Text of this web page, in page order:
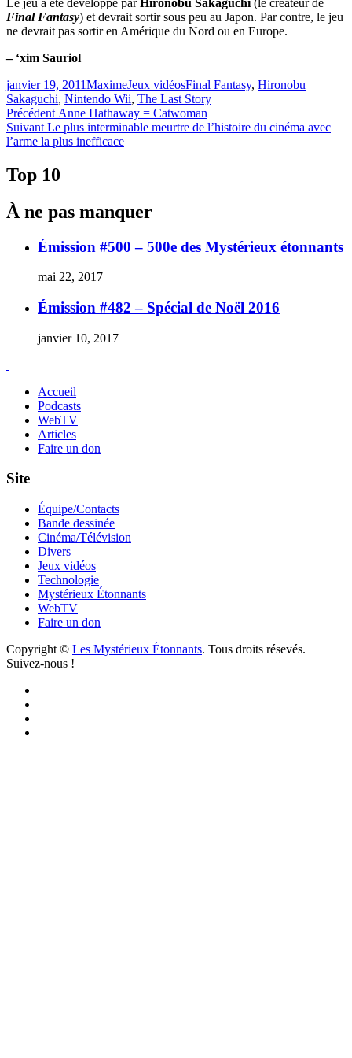
Final Fantasy) et devrait sortir sous peu au Japon. Par contre, le jeu
ne devrait pas sortir en Amérique du Nord ou en Europe.
– ‘xim Sauriol
Publié
le
janvier 19, 2011MaximeCatégories
Jeux vidéosÉtiquettes
Final Fantasy, Hironobu
Sakaguchi, Nintendo Wii, The Last Story
Navigation
de
Précédent Article
précédent :
Anne Hathaway = Catwoman
Suivant Article
Suivant :
Le plus interminable meurtre de l’histoire du cinéma avec
l’arme la plus inefficace
Top 10
À ne pas manquer
Émission #500 – 500e des Mystérieux étonnants
mai 22, 2017
Émission #482 – Spécial de Noël 2016
janvier 10, 2017
Accueil
Podcasts
WebTV
Articles
Faire un don
Site
Équipe/Contacts
Bande dessinée
Cinéma/Télévision
Divers
Jeux vidéos
Technologie
Mystérieux Étonnants
WebTV
Faire un don
Copyright © Les Mystérieux Étonnants. Tous droits résevés.
Suivez-nous !